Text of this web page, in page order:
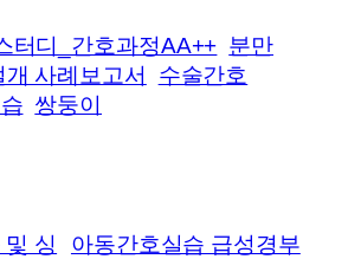
터디_간호과정AA++ 분만
사례보고서
수술간호
쌍둥이
싱
아동간호실습 급성경부